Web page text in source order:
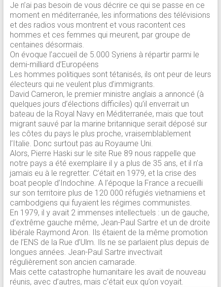
Je n’ai pas besoin de vous décrire ce qui se passe en ce
moment en méditerranée, les informations des télévisions
et des radios vous montrent et vous racontent ces
hommes et ces femmes qui meurent, par groupe de
centaines désormais.
On évoque l’accueil de 5.000 Syriens à répartir parmi le
demi-milliard d’Européens
Les hommes politiques sont tétanisés, ils ont peur de leurs
électeurs qui ne veulent plus d’immigrants.
David Cameron, le premier ministre anglais a annoncé (à
quelques jours d’élections difficiles) qu’il enverrait un
bateau de la Royal Navy en Méditerranée, mais que tout
migrant sauvé par la marine britannique serait déposé sur
les côtes du pays le plus proche, vraisemblablement
l’Italie. Donc surtout pas au Royaume Uni.
Alors, Pierre Haski sur le site Rue 89 nous rappelle que
notre pays a été exemplaire il y a plus de 35 ans, et il n’a
jamais eu à le regretter. C’était en 1979, et la crise des
boat people d’Indochine. A l’époque la France a recueilli
sur son territoire plus de 120 000 réfugiés vietnamiens et
cambodgiens qui fuyaient les régimes communistes.
En 1979, il y avait 2 immenses intellectuels : un de gauche,
d’extrême gauche même, Jean-Paul Sartre et un de droite
libérale Raymond Aron. Ils étaient de la même promotion
de l’ENS de la Rue d’Ulm. Ils ne se parlaient plus depuis de
longues années. Jean-Paul Sartre invectivait
régulièrement son ancien camarade.
Mais cette catastrophe humanitaire les avait de nouveau
réunis, avec d’autres, mais c’était eux qu’on voyait.